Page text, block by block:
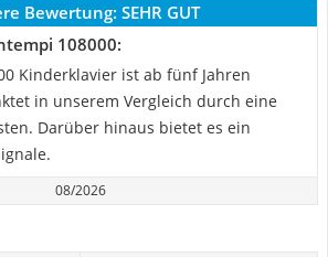
Bewertung: SEHR GUT
108000:
Kinderklavier ist ab fünf Jahren
in unserem Vergleich durch eine
Darüber hinaus bietet es ein
08/2026